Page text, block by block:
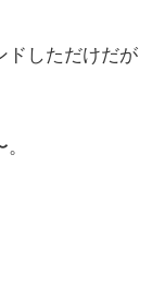
ドしただけだが